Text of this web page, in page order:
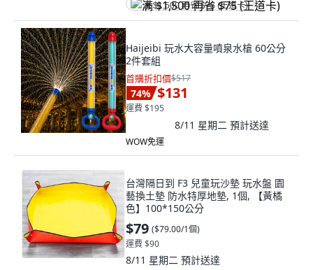
满 $1,500 再省 $75 (王道卡)
Haijeibi 玩水大容量噴泉水槍 60公分
2件套組
首購折扣價$517
74% $131
運費 $195
8/11 星期二 預計送達
WOW免運
台灣隔日到 F3 兒童玩沙墊 玩水盤 園
藝換土墊 防水特厚地墊, 1個, 【黃橘
色】100*150公分
$79 ($79.00/1個)
運費 $90
8/11 星期二 預計送達